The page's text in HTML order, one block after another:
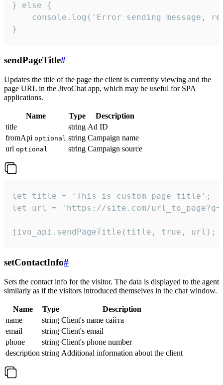
} else {
console.log('Error sending message,
}
sendPageTitle#
Updates the title of the page the client is currently viewing and the
page URL in the JivoChat app, which may be useful for SPA
applications.
Name Type
Description
title
string Ad ID
fromApi optional string Campaign name
url optional string Campaign source
let title = 'This is custom page title';
let url = 'https://site.com/
jivo_api.sendPageTitle(title, true, url);
setContactInfo#
Sets the contact info for the visitor. The data is displayed to the agent
similarly as if the visitors introduced themselves in the chat window.
Name Type
Description
name
string Client's name сайта
email
string Client's email
phone
string Client's phone number
description string Additional information about the client